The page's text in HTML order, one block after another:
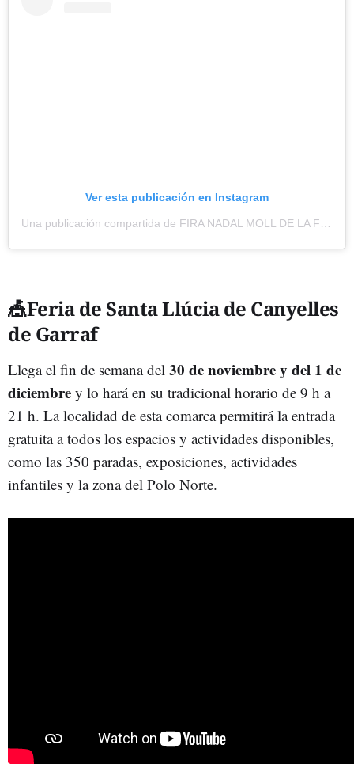
Ver esta publicación en Instagram
🎪Feria de Santa Llúcia de Canyelles
de Garraf
Llega el fin de semana del 30 de noviembre y del 1 de
diciembre y lo hará en su tradicional horario de 9 h a
21 h. La localidad de esta comarca permitirá la entrada
gratuita a todos los espacios y actividades disponibles,
como las 350 paradas, exposiciones, actividades
infantiles y la zona del Polo Norte.